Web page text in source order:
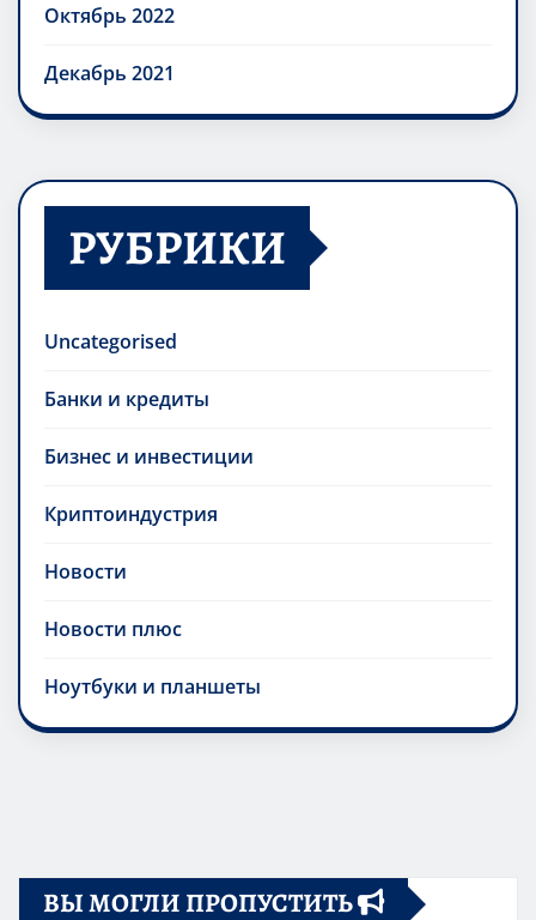
Октябрь 2022
Декабрь 2021
РУБРИКИ
Uncategorised
Банки и кредиты
Бизнес и инвестиции
Криптоиндустрия
Новости
Новости плюс
Ноутбуки и планшеты
ВЫ МОГЛИ ПРОПУСТИТЬ